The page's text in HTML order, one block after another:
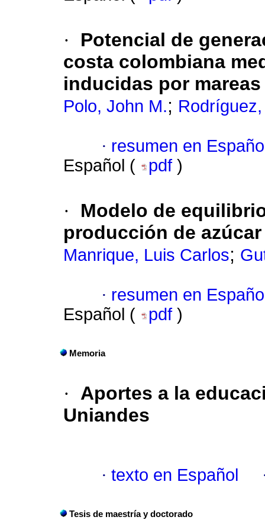
·
Potencial de
costa colombiana
inducidas por mareas
Polo, John M.;
· resumen en
Español (
pdf )
·
Modelo de
producción de
Manrique, Luis Carlos;
· resumen en
Español (
pdf )
Memoria
·
Aportes a la
Uniandes
· texto en Español
Tesis de maestría y doctorado